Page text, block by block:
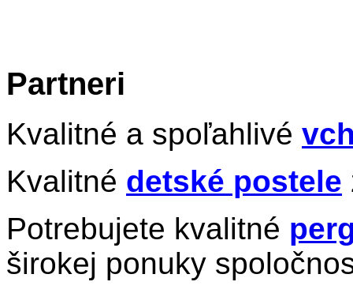
Partneri
Kvalitné a spoľahlivé
Kvalitné detské postele
Potrebujete kvalitné
širokej ponuky